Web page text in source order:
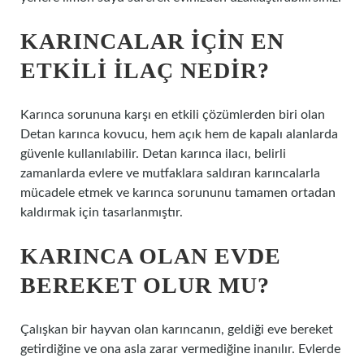
KARINCALAR IÇIN EN
ETKILI ILAÇ NEDIR?
Karınca sorununa karşı en etkili çözümlerden biri olan
Detan karınca kovucu, hem açık hem de kapalı alanlarda
güvenle kullanılabilir. Detan karınca ilacı, belirli
zamanlarda evlere ve mutfaklara saldıran karıncalarla
mücadele etmek ve karınca sorununu tamamen ortadan
kaldırmak için tasarlanmıştır.
KARINCA OLAN EVDE
BEREKET OLUR MU?
Çalışkan bir hayvan olan karıncanın, geldiği eve bereket
getirdiğine ve ona asla zarar vermediğine inanılır. Evlerde